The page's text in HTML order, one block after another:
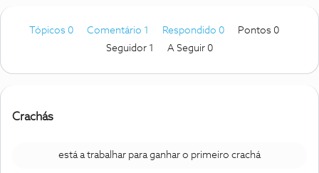
Tópicos 0 Comentário 1 Respondido 0
Pontos 0
Seguidor 1 A Seguir 0
Crachás
está a trabalhar para ganhar o primeiro crachá